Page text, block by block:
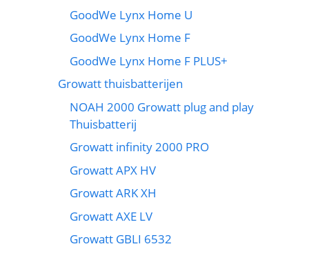
GoodWe Lynx Home U
GoodWe Lynx Home F
GoodWe Lynx Home F PLUS+
Growatt thuisbatterijen
NOAH 2000 Growatt plug and play
Thuisbatterij
Growatt infinity 2000 PRO
Growatt APX HV
Growatt ARK XH
Growatt AXE LV
Growatt GBLI 6532